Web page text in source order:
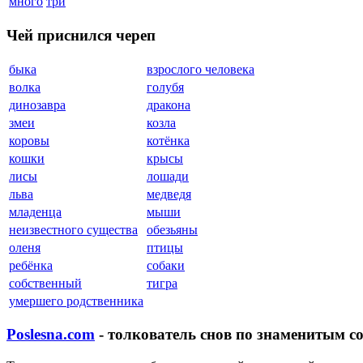
Чей приснился череп
быка
взрослого человека
волка
голубя
динозавра
дракона
змеи
козла
коровы
котёнка
кошки
крысы
лисы
лошади
льва
медведя
младенца
мыши
неизвестного существа
обезьяны
оленя
птицы
ребёнка
собаки
собственный
тигра
умершего родственника
Poslesna.com - толкователь снов по знаменитым